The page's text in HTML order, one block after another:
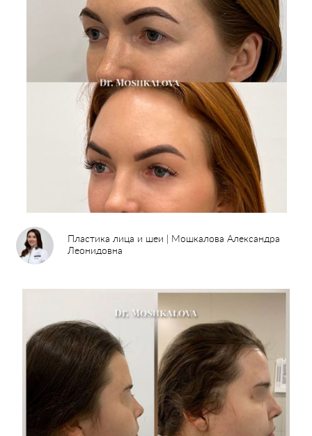
Пластика лица и шеи | Мошкалова Александра
Леонидовна